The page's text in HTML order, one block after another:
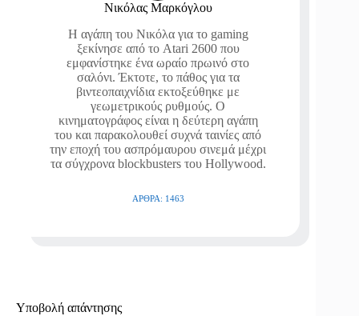
Νικόλας Μαρκόγλου
Η αγάπη του Νικόλα για το gaming
ξεκίνησε από το Atari 2600 που
εμφανίστηκε ένα ωραίο πρωινό στο
σαλόνι. Έκτοτε, το πάθος για τα
βιντεοπαιχνίδια εκτοξεύθηκε με
γεωμετρικούς ρυθμούς. Ο
κινηματογράφος είναι η δεύτερη αγάπη
του και παρακολουθεί συχνά ταινίες από
την εποχή του ασπρόμαυρου σινεμά μέχρι
τα σύγχρονα blockbusters του Hollywood.
ΆΡΘΡΑ: 1463
Υποβολή απάντησης